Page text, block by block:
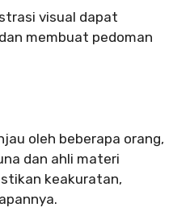
visual dapat
membuat pedoman
oleh beberapa orang,
dan ahli materi
keakuratan,